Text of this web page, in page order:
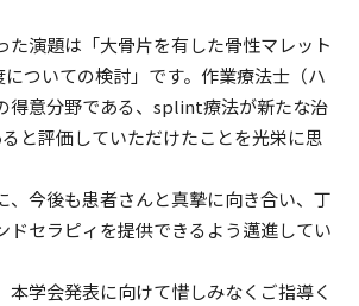
た演題は「大骨片を有した骨性マレット
ついての検討」です。作業療法士（ハ
得意分野である、splint療法が新たな治
と評価していただけたことを光栄に思
、今後も患者さんと真摯に向き合い、丁
ドセラピィを提供できるよう邁進してい
本学会発表に向けて惜しみなくご指導く